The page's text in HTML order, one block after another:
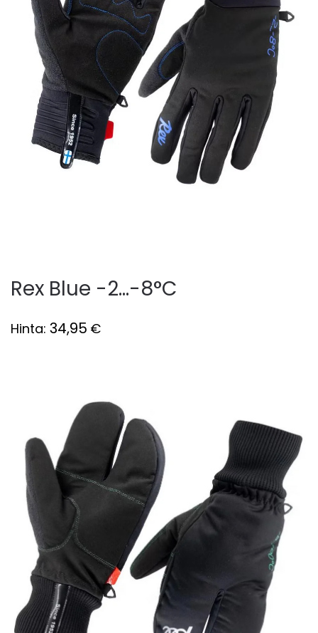
Rex Blue -2...-8°C
Hinta: 34,95 €